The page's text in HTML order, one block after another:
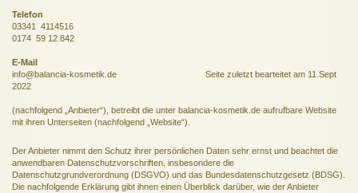
Telefon
03341 4114516
0174 59 12 842
E-Mail
info@balancia-kosmetik.de Seite zuletzt bearteitet am 11.Sept
2022
(nachfolgend „Anbieter“), betreibt die unter balancia-kosmetik.de aufrufbare Website
mit ihren Unterseiten (nachfolgend „Website“).
Der Anbieter nimmt den Schutz ihrer persönlichen Daten sehr ernst und beachtet die
anwendbaren Datenschutzvorschriften, insbesondere die
Datenschutzgrundverordnung (DSGVO) und das Bundesdatenschutzgesetz (BDSG).
Die nachfolgende Erklärung gibt ihnen einen Überblick darüber, wie der Anbieter